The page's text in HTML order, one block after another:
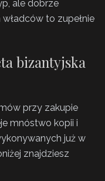
ale dobrze
to zupełnie
bizantyjska
przy zakupie
mnóstwo kopii i
już w
znajdziesz